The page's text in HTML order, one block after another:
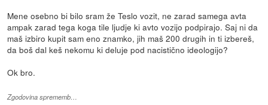
Mene osebno bi bilo sram že Teslo vozit, ne zarad samega avta
ampak zarad tega koga tile ljudje ki avto vozijo podpirajo. Saj ni da
maš izbiro kupit sam eno znamko, jih maš 200 drugih in ti izbereš,
da boš dal keš nekomu ki deluje pod nacistično ideologijo?
Ok bro.
Zgodovina sprememb…